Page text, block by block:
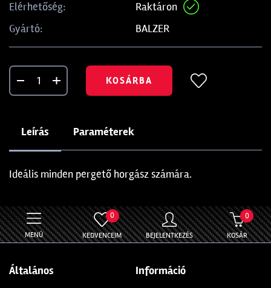
Elérhetőség:
Raktáron
Gyártó:
BALZER
KOSÁRBA
Leírás Paraméterek
Ideális minden pergető horgász számára.
MENÜ
0
KEDVENCEIM BEJELENTKEZÉS
0
KOSÁR
Általános Információ